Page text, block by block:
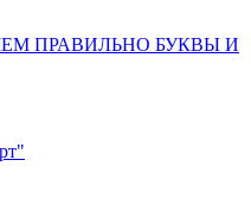
ПРАВИЛЬНО БУКВЫ И